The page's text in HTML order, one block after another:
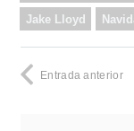
Jake Lloyd
Entrada anterior